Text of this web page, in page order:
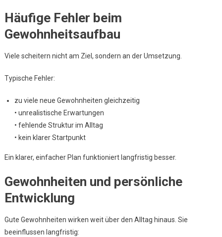
Häufige Fehler beim
Gewohnheitsaufbau
Viele scheitern nicht am Ziel, sondern an der Umsetzung.
Typische Fehler:
zu viele neue Gewohnheiten gleichzeitig
• unrealistische Erwartungen
• fehlende Struktur im Alltag
• kein klarer Startpunkt
Ein klarer, einfacher Plan funktioniert langfristig besser.
Gewohnheiten und persönliche
Entwicklung
Gute Gewohnheiten wirken weit über den Alltag hinaus. Sie
beeinflussen langfristig: